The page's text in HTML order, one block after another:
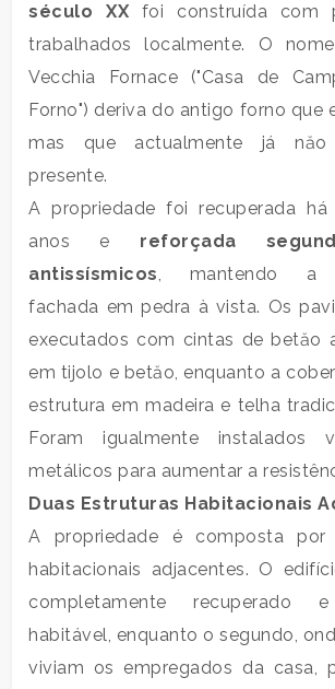
século XX foi construída com
trabalhados localmente. O
Vecchia Fornace ("Casa de
Forno") deriva do antigo forno que
mas que actualmente já năo
presente.
A propriedade foi recuperada
anos e reforçada
antissísmicos, mantendo a
fachada em pedra à vista. Os
executados com cintas de betăo
em tijolo e betăo, enquanto a
estrutura em madeira e telha
Foram igualmente instalados
metálicos para aumentar a
Duas Estruturas Habitacionais
A propriedade é composta por
habitacionais adjacentes. O
completamente recuperado
habitável, enquanto o segundo,
viviam os empregados da casa,
preço
total
de
metros
quadrados
Quartos
mínimos
Qualquer